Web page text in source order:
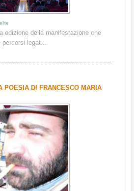
edizione della manifestazione che
legat...
POESIA DI FRANCESCO MARIA